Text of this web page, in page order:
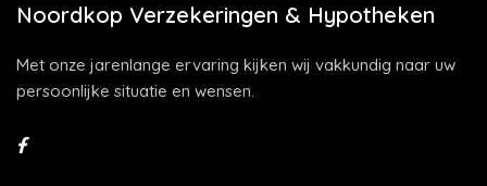
Noordkop Verzekeringen & Hypotheken
Met onze jarenlange ervaring kijken wij vakkundig naar uw
persoonlijke situatie en wensen.